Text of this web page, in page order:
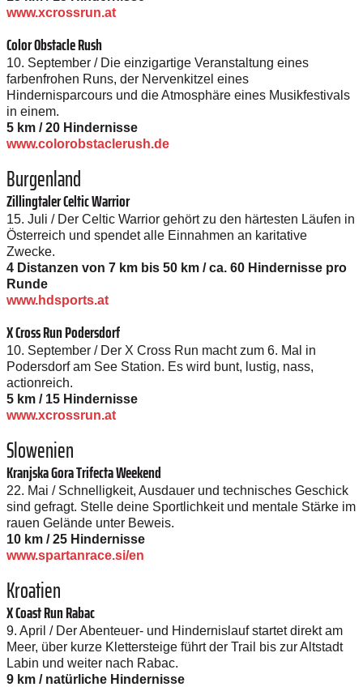
www.xcrossrun.at
Color Obstacle Rush
10. September / Die einzigartige Veranstaltung eines
farbenfrohen Runs, der Nervenkitzel eines
Hindernisparcours und die Atmosphäre eines Musikfestivals
in einem.
5 km / 20 Hindernisse
www.colorobstaclerush.de
Burgenland
Zillingtaler Celtic Warrior
15. Juli / Der Celtic Warrior gehört zu den härtesten Läufen in
Österreich und spendet alle Einnahmen an karitative
Zwecke.
4 Distanzen von 7 km bis 50 km / ca. 60 Hindernisse pro
Runde
www.hdsports.at
X Cross Run Podersdorf
10. September / Der X Cross Run macht zum 6. Mal in
Podersdorf am See Station. Es wird bunt, lustig, nass,
actionreich.
5 km / 15 Hindernisse
www.xcrossrun.at
Slowenien
Kranjska Gora Trifecta Weekend
22. Mai / Schnelligkeit, Ausdauer und technisches Geschick
sind gefragt. Stelle deine Sportlichkeit und mentale Stärke im
rauen Gelände unter Beweis.
10 km / 25 Hindernisse
www.spartanrace.si/en
Kroatien
X Coast Run Rabac
9. April / Der Abenteuer- und Hindernislauf startet direkt am
Meer, über kurze Klettersteige führt der Trail bis zur Altstadt
Labin und weiter nach Rabac.
9 km / natürliche Hindernisse